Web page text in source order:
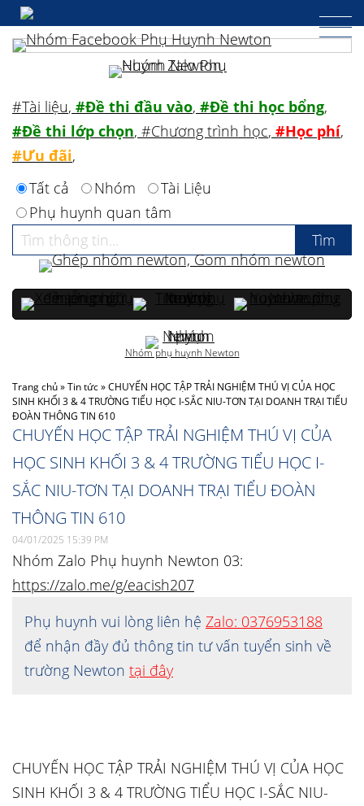
Trang chủ»Tin tức»CHUYẾN HỌC TẬP TRẢI NGHIỆM THÚ VỊ CỦA HỌC
SINH KHỐI 3 & 4 TRƯỜNG TIỂU HỌC I-SẮC NIU-TƠN TẠI DOANH TRẠI TIỂU
ĐOÀN THÔNG TIN 610
CHUYẾN HỌC TẬP TRẢI NGHIỆM THÚ VỊ CỦA
HỌC SINH KHỐI 3 & 4 TRƯỜNG TIỂU HỌC I-
SẮC NIU-TƠN TẠI DOANH TRẠI TIỂU ĐOÀN
THÔNG TIN 610
04/01/2025 15:39 PM
Nhóm Zalo Phụ huynh Newton 03:
https://zalo.me/g/eacish207
Phụ huynh vui lòng liên hệ Zalo: 0376953188
để nhận đầy đủ thông tin tư vấn tuyển sinh về
trường Newton tại đây
CHUYẾN HỌC TẬP TRẢI NGHIỆM THÚ VỊ CỦA HỌC
SINH KHỐI 3 & 4 TRƯỜNG TIỂU HỌC I-SẮC NIU-
#Tài liệu, #Đề thi đầu vào, #Đề thi học bổng,
#Đề thi lớp chọn, #Chương trình học, #Học phí,
#Ưu đãi,
Tất cả
Nhóm
Tài Liệu
Phụ huynh quan tâm
Nhóm phụ huynh Newton